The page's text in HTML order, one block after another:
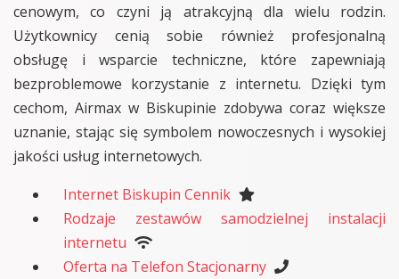
cenowym, co czyni ją atrakcyjną dla wielu rodzin.
Użytkownicy cenią sobie również profesjonalną
obsługę i wsparcie techniczne, które zapewniają
bezproblemowe korzystanie z internetu. Dzięki tym
cechom, Airmax w Biskupinie zdobywa coraz większe
uznanie, stając się symbolem nowoczesnych i wysokiej
jakości usług internetowych.
Internet Biskupin Cennik
Rodzaje zestawów samodzielnej instalacji
internetu
Oferta na Telefon Stacjonarny